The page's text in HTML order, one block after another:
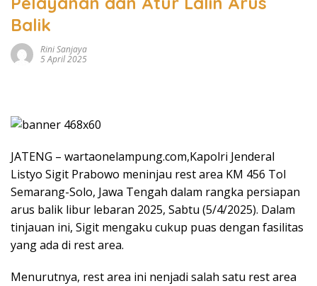
Balik
Rini Sanjaya
5 April 2025
JATENG – wartaonelampung.com,Kapolri Jenderal
Listyo Sigit Prabowo meninjau rest area KM 456 Tol
Semarang-Solo, Jawa Tengah dalam rangka persiapan
arus balik libur lebaran 2025, Sabtu (5/4/2025). Dalam
tinjauan ini, Sigit mengaku cukup puas dengan fasilitas
yang ada di rest area.
Menurutnya, rest area ini nenjadi salah satu rest area